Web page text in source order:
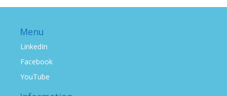
Menu
LinkedIn
Facebook
YouTube